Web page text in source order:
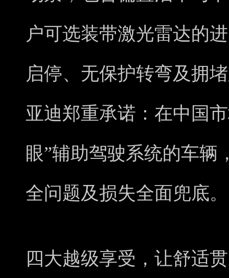
户可选装带激光雷达的
启停、无保护转弯及拥
亚迪郑重承诺：在中国
眼”辅助驾驶系统的车辆
全问题及损失全面兜底。
四大越级享受，让舒适